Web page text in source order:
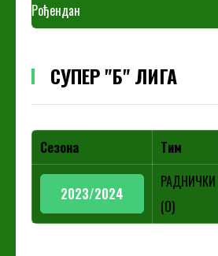
Рођендан
СУПЕР "Б" ЛИГА
Сезона Тим
2023/2024
РАДНИЧКИ
(О)